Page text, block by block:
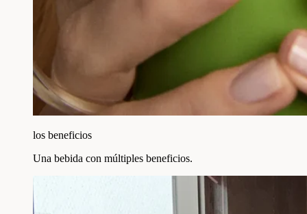
los beneficios
Una bebida con múltiples beneficios.